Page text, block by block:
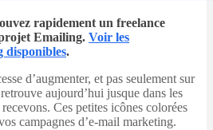
rapidement un freelance
Emailing. Voir les
disponibles.
d’augmenter, et pas seulement sur
aujourd’hui jusque dans les
Ces petites icônes colorées
campagnes d’e-mail marketing.